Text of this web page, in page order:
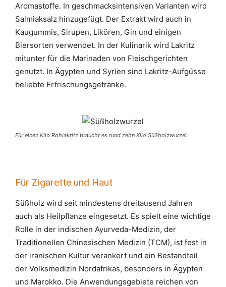
Aromastoffe. In geschmacksintensiven Varianten wird
Salmiaksalz hinzugefügt. Der Extrakt wird auch in
Kaugummis, Sirupen, Likören, Gin und einigen
Biersorten verwendet. In der Kulinarik wird Lakritz
mitunter für die Marinaden von Fleischgerichten
genutzt. In Ägypten und Syrien sind Lakritz-Aufgüsse
beliebte Erfrischungsgetränke.
Für einen Kilo Rohlakritz braucht es rund zehn Kilo Süßholzwurzel.
Für Zigarette und Haut
Süßholz wird seit mindestens dreitausend Jahren
auch als Heilpflanze eingesetzt. Es spielt eine wichtige
Rolle in der indischen Ayurveda-Medizin, der
Traditionellen Chinesischen Medizin (TCM), ist fest in
der iranischen Kultur verankert und ein Bestandteil
der Volksmedizin Nordafrikas, besonders in Ägypten
und Marokko. Die Anwendungsgebiete reichen von